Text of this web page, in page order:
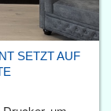
SETZT AUF